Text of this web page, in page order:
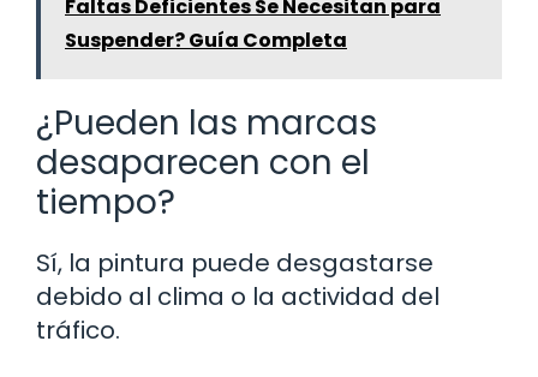
Faltas Deficientes Se Necesitan para
Suspender? Guía Completa
¿Pueden las marcas
desaparecen con el
tiempo?
Sí, la pintura puede desgastarse
debido al clima o la actividad del
tráfico.